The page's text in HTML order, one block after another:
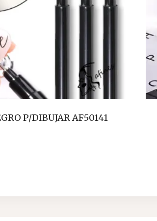
P/DIBUJAR AF50141